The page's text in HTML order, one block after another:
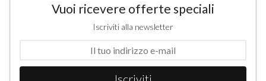
Vuoi ricevere offerte speciali
Iscriviti alla newsletter